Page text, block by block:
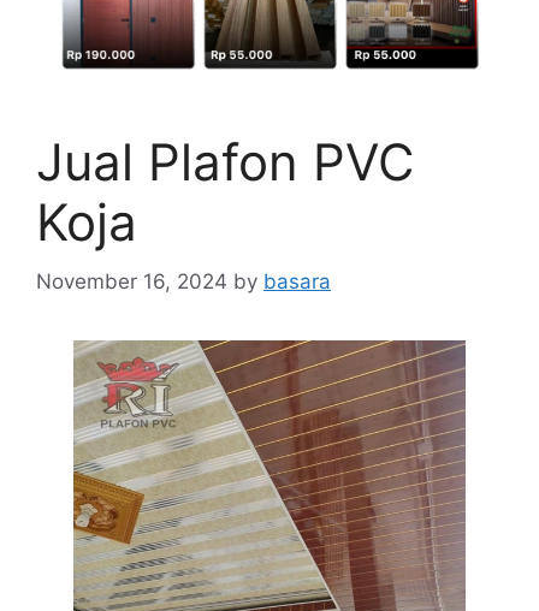
Jual Plafon PVC
Koja
November 16, 2024 by basara